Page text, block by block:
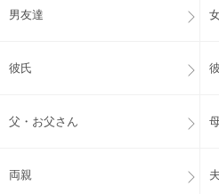
男友達
彼氏
父・お父さん
両親